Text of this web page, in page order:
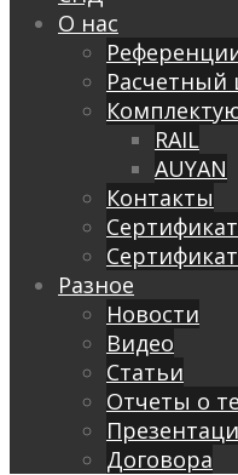
О нас
Расчетный
RAIL
AUYAN
Контакты
Разное
Новости
Видео
Cтатьи
Отчеты о
Договора